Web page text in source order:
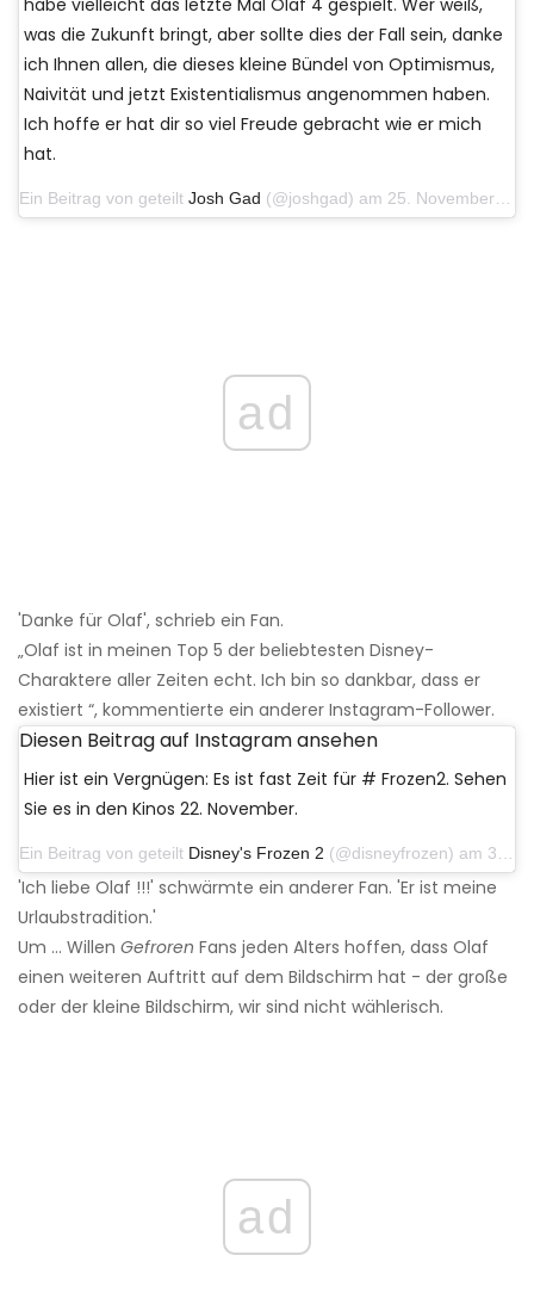
habe vielleicht das letzte Mal Olaf 4 gespielt. Wer weiß,
was die Zukunft bringt, aber sollte dies der Fall sein, danke
ich Ihnen allen, die dieses kleine Bündel von Optimismus,
Naivität und jetzt Existentialismus angenommen haben.
Ich hoffe er hat dir so viel Freude gebracht wie er mich
hat.
Ein Beitrag von geteilt Josh Gad (@joshgad) am 25. November 2019 um 15:08 Uhr PST
ad
'Danke für Olaf', schrieb ein Fan.
„Olaf ist in meinen Top 5 der beliebtesten Disney-
Charaktere aller Zeiten echt. Ich bin so dankbar, dass er
existiert “, kommentierte ein anderer Instagram-Follower.
Diesen Beitrag auf Instagram ansehen
Hier ist ein Vergnügen: Es ist fast Zeit für # Frozen2. Sehen
Sie es in den Kinos 22. November.
Ein Beitrag von geteilt Disney's Frozen 2 (@disneyfrozen) am 31. Oktober 2019 um 12:08 Uhr PDT
'Ich liebe Olaf !!!' schwärmte ein anderer Fan. 'Er ist meine
Urlaubstradition.'
Um ... Willen Gefroren Fans jeden Alters hoffen, dass Olaf
einen weiteren Auftritt auf dem Bildschirm hat - der große
oder der kleine Bildschirm, wir sind nicht wählerisch.
ad